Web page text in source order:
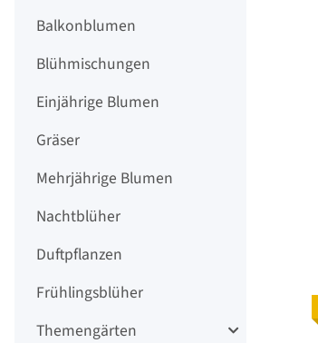
Balkonblumen
Blühmischungen
Einjährige Blumen
Gräser
Mehrjährige Blumen
Nachtblüher
Duftpflanzen
Frühlingsblüher
Themengärten